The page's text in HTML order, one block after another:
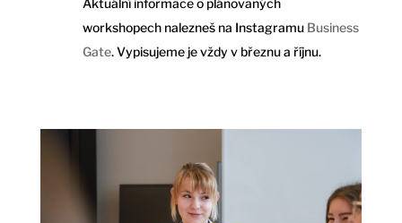
Aktuální informace o plánovaných
workshopech nalezneš na Instagramu Business
Gate. Vypisujeme je vždy v březnu a říjnu.